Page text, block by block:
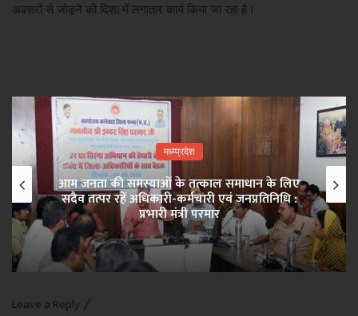
अवसरों से जोड़ने की दिशा में लगातार कार्य किया जा रहा है।
मध्य्प्रदेश
आम जनता की समस्याओं के तत्काल समाधान के लिए
सदैव तत्पर रहें अधिकारी-कर्मचारी एवं जनप्रतिनिधि :
प्रभारी मंत्री परमार
Leave a Reply